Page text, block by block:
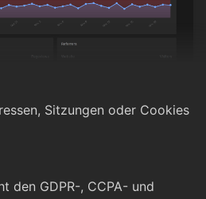
Sitzungen oder Cookies
den GDPR-, CCPA- und